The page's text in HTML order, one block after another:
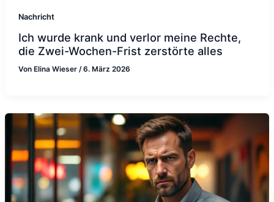
Nachricht
Ich wurde krank und verlor meine Rechte,
die Zwei-Wochen-Frist zerstörte alles
Von Elina Wieser /6. März 2026